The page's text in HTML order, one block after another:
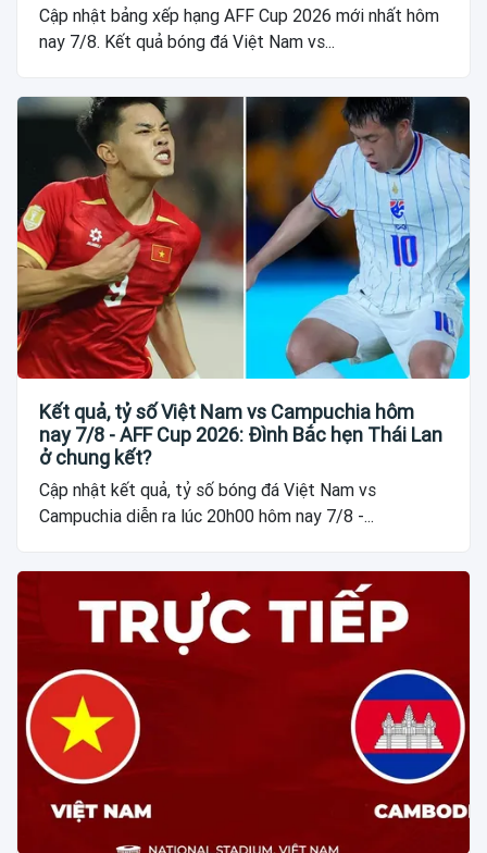
Cập nhật bảng xếp hạng AFF Cup 2026 mới nhất hôm
nay 7/8. Kết quả bóng đá Việt Nam vs...
Kết quả, tỷ số Việt Nam vs Campuchia hôm
nay 7/8 - AFF Cup 2026: Đình Bắc hẹn Thái Lan
ở chung kết?
Cập nhật kết quả, tỷ số bóng đá Việt Nam vs
Campuchia diễn ra lúc 20h00 hôm nay 7/8 -...